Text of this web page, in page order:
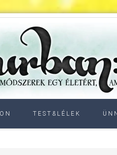
TEST&LÉLEK